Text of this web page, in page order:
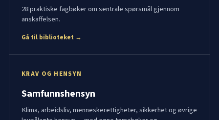
28 praktiske fagbøker om sentrale spørsmål gjennom
anskaffelsen.
Gå til biblioteket →
KRAV OG HENSYN
Samfunnshensyn
Klima, arbeidsliv, menneskerettigheter, sikkerhet og øvrige